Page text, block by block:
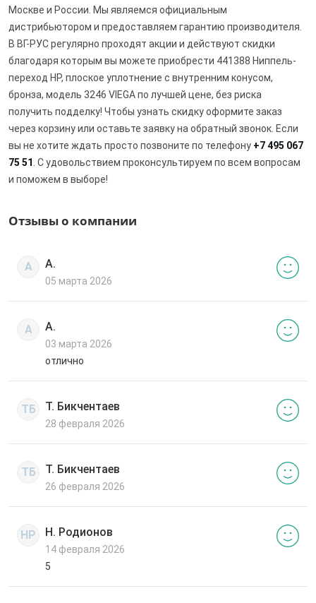
Москве и России. Мы являемся официальным
дистрибьютором и предоставляем гарантию производителя.
В ВГ-РУС регулярно проходят акции и действуют скидки
благодаря которым вы можете приобрести 441388 Ниппель-
переход НР, плоское уплотнение с внутренним конусом,
бронза, модель 3246 VIEGA по лучшей цене, без риска
получить подделку! Чтобы узнать скидку оформите заказ
через корзину или оставьте заявку на обратный звонок. Если
вы не хотите ждать просто позвоните по телефону +7 495 067
75 51. С удовольствием проконсультируем по всем вопросам
и поможем в выборе!
Отзывы о компании
А А.
05 марта 2026
А А.
03 марта 2026
отлично
ТБ Т. Бикчентаев
28 февраля 2026
ТБ Т. Бикчентаев
26 февраля 2026
НР Н. Родионов
14 февраля 2026
5